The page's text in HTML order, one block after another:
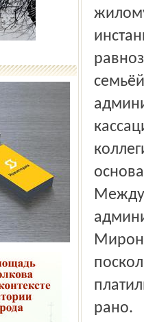
Между
рано.